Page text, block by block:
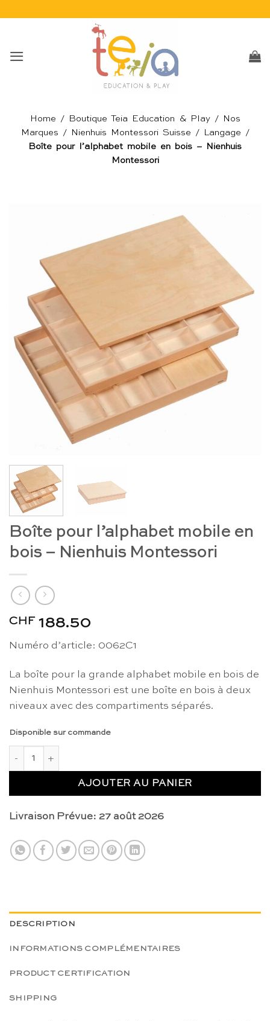
Home / Boutique Teia Education & Play/
Nos
Marques / Nienhuis Montessori Suisse / Langage /
Boîte pour l’alphabet mobile en bois – Nienhuis
Montessori
Boîte pour l’alphabet mobile en
bois – Nienhuis Montessori
CHF 188.50
Numéro d’article: 0062C1
La boîte pour la grande alphabet mobile en bois de
Nienhuis Montessori est une boîte en bois à deux
niveaux avec des compartiments séparés.
Disponible sur commande
AJOUTER AU PANIER
Livraison Prévue: 27 août 2026
DESCRIPTION
INFORMATIONS COMPLÉMENTAIRES
PRODUCT CERTIFICATION
SHIPPING